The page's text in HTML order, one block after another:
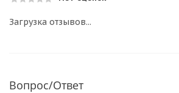
Загрузка отзывов...
Вопрос/Ответ